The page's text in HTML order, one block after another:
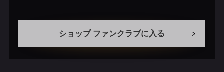
ショップ ファンクラブに入る